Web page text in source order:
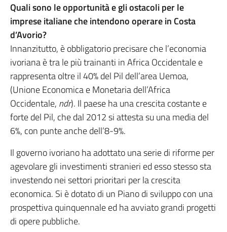
Quali sono le opportunità e gli ostacoli per le
imprese italiane che intendono operare in Costa
d’Avorio?
Innanzitutto, è obbligatorio precisare che l’economia
ivoriana è tra le più trainanti in Africa Occidentale e
rappresenta oltre il 40% del Pil dell’area Uemoa,
(Unione Economica e Monetaria dell’Africa
Occidentale, ndr). Il paese ha una crescita costante e
forte del Pil, che dal 2012 si attesta su una media del
6%, con punte anche dell’8-9%.
Il governo ivoriano ha adottato una serie di riforme per
agevolare gli investimenti stranieri ed esso stesso sta
investendo nei settori prioritari per la crescita
economica. Si è dotato di un Piano di sviluppo con una
prospettiva quinquennale ed ha avviato grandi progetti
di opere pubbliche.